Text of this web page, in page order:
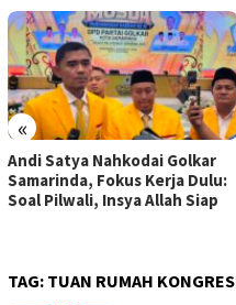
«
Andi Satya Nahkodai Golkar
Samarinda, Fokus Kerja Dulu:
Soal Pilwali, Insya Allah Siap
TAG: TUAN RUMAH KONGRES